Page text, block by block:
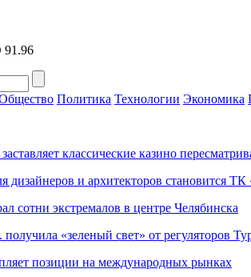
Политика Технологии Экономика
классические казино
дизайнеров и архитекторов становится
сотни экстремалов в центре Челябинска
«зеленый свет» от регуляторов
позиции на международных рынках